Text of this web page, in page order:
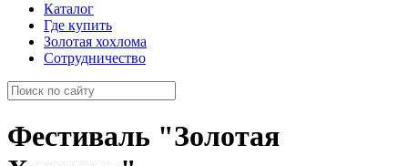
Каталог
Где купить
Золотая хохлома
Сотрудничество
Фестиваль "Золотая